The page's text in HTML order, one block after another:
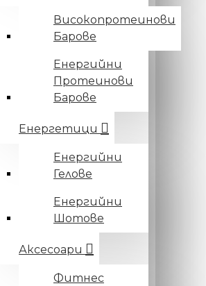
Високопротеинови
Барове
Енергийни
Протеинови
Барове
Енергетици
Енергийни
Гелове
Енергийни
Шотове
Аксесоари
Фитнес